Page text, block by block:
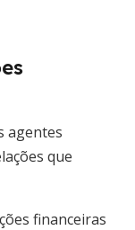
agentes
que
financeiras